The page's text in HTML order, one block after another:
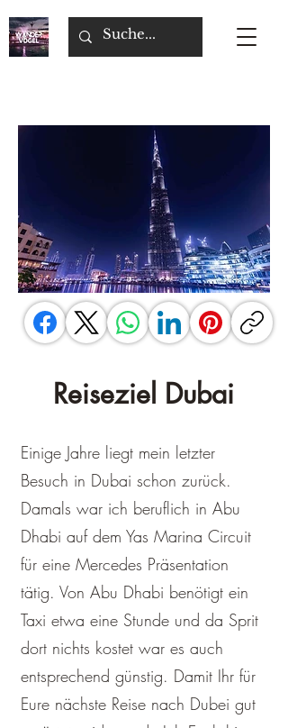
Reiseziel Dubai
Einige Jahre liegt mein letzter
Besuch in Dubai schon zurück.
Damals war ich beruflich in Abu
Dhabi auf dem Yas Marina Circuit
für eine Mercedes Präsentation
tätig. Von Abu Dhabi benötigt ein
Taxi etwa eine Stunde und da Sprit
dort nichts kostet war es auch
entsprechend günstig. Damit Ihr für
Eure nächste Reise nach Dubei gut